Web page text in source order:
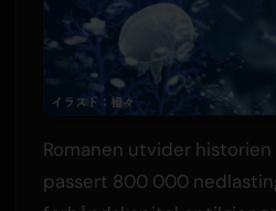
Romanen utvider
passert 800 000